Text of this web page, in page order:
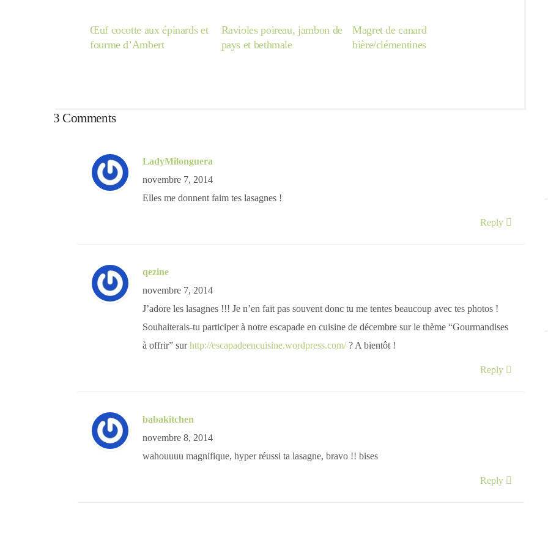
Œuf cocotte aux épinards et
fourme d’Ambert
Ravioles poireau, jambon de
pays et bethmale
Magret de canard
bière/clémentines
3 Comments
LadyMilonguera
novembre 7, 2014
Elles me donnent faim tes lasagnes !
Reply
qezine
novembre 7, 2014
J’adore les lasagnes !!! Je n’en fait pas souvent donc tu me tentes beaucoup avec tes photos !
Souhaiterais-tu participer à notre escapade en cuisine de décembre sur le thème “Gourmandises
à offrir” surhttp://escapadeencuisine.wordpress.com/? A bientôt !
Reply
babakitchen
novembre 8, 2014
wahouuuu magnifique, hyper réussi ta lasagne, bravo !! bises
Reply